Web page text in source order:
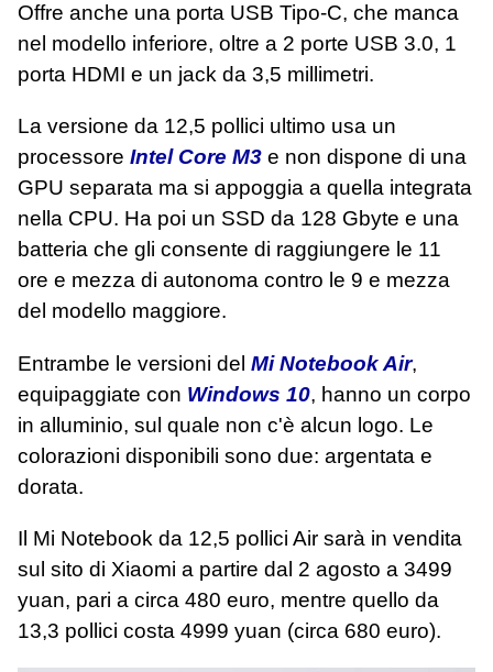
Offre anche una porta USB Tipo-C, che manca
nel modello inferiore, oltre a 2 porte USB 3.0, 1
porta HDMI e un jack da 3,5 millimetri.
La versione da 12,5 pollici ultimo usa un
processore Intel Core M3 e non dispone di una
GPU separata ma si appoggia a quella integrata
nella CPU. Ha poi un SSD da 128 Gbyte e una
batteria che gli consente di raggiungere le 11
ore e mezza di autonoma contro le 9 e mezza
del modello maggiore.
Entrambe le versioni del Mi Notebook Air,
equipaggiate con Windows 10, hanno un corpo
in alluminio, sul quale non c'è alcun logo. Le
colorazioni disponibili sono due: argentata e
dorata.
Il Mi Notebook da 12,5 pollici Air sarà in vendita
sul sito di Xiaomi a partire dal 2 agosto a 3499
yuan, pari a circa 480 euro, mentre quello da
13,3 pollici costa 4999 yuan (circa 680 euro).